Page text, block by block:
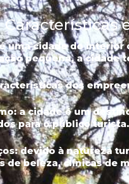
Características
uma cidade do
pequena, a cidade
dos
a cidade é um
para o público turista.
devido à natureza
de beleza, clínicas de